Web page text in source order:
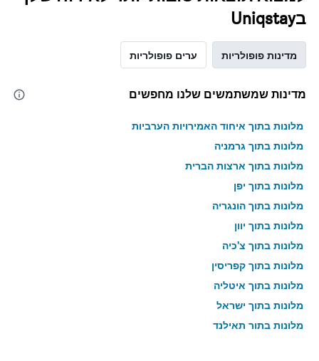
בUniqstay
מדינות פופולריות ערים פופולריות
מדינות שמשתמשים שלנו מחפשים
מלונות בתוך איחוד האמירויות הערביות
מלונות בתוך גרמניה
מלונות בתוך ארצות הברית
מלונות בתוך יפן
מלונות בתוך הונגריה
מלונות בתוך יוון
מלונות בתוך צ'כיה
מלונות בתוך קפריסין
מלונות בתוך איטליה
מלונות בתוך ישראל
מלונות בתוך תאילנד